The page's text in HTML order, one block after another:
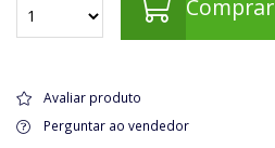
Comprar
Avaliar produto
Perguntar ao vendedor